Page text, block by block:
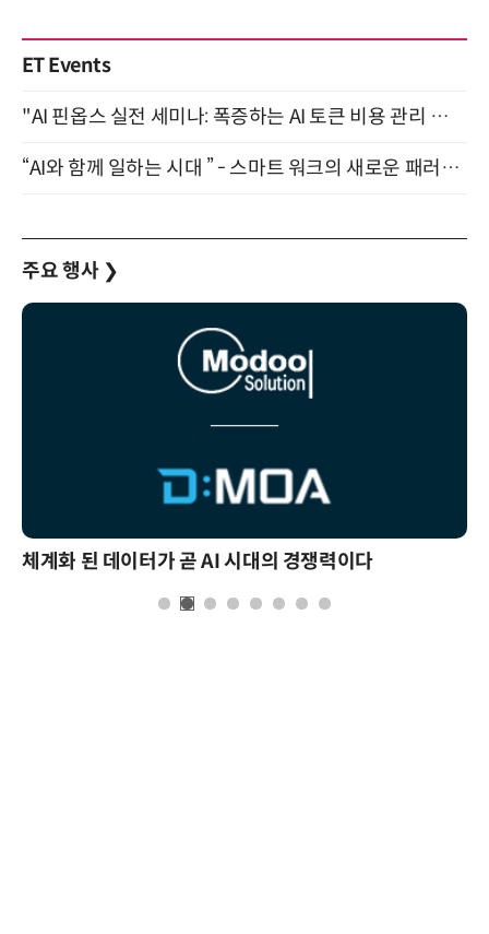
ET Events
"AI 핀옵스 실전 세미나: 폭증하는 AI 토큰 비용 관리 전략" 8월 21일 개최
“AI와 함께 일하는 시대 ” - 스마트 워크의 새로운 패러다임 (9/11)
주요 행사 ❯
체계화 된 데이터가 곧 AI 시대의 경쟁력이다